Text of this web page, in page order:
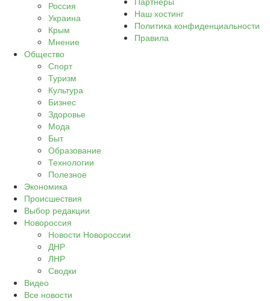
Россия
Украина
Крым
Мнение
Общество
Спорт
Туризм
Культура
Бизнес
Здоровье
Мода
Быт
Образование
Технологии
Полезное
Экономика
Происшествия
Выбор редакции
Новороссия
Новости Новороссии
ДНР
ЛНР
Сводки
Видео
Все новости
Наш хостинг
Политика конфиденциальности
Правила